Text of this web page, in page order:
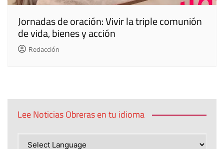
Jornadas de oración: Vivir la triple comunión
de vida, bienes y acción
Redacción
Lee Noticias Obreras en tu idioma